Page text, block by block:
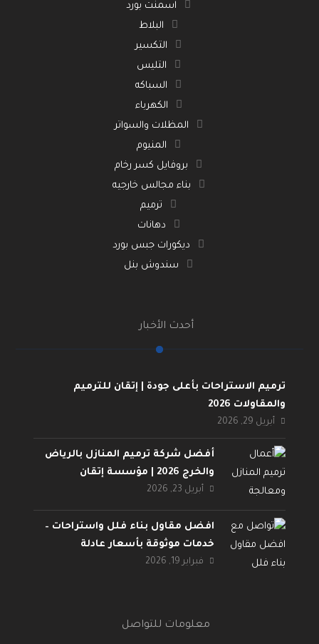
اسمنت بورد
البلاط
التكسير
التليس
السباكه
الكهرباء
المظلات والسواتر
المنيوم
بروفايل كسر رخام
بناء مجالس خارجيه
ترميم
دهانات
ديكورات جبس بورد
سندوش بنل
أحدث الأخبار
ترميم الاستراحات بأعلى جودة | إتقان للترميم
والمقاولات 2026
أبريل 29, 2026
أفضل شركة ترميم المنازل بالرياض
والخرج 2026 | مؤسسة إتقان
أبريل 23, 2026
افضل مقاول بناء فلل واستراحات –
خدمات موثوقة بأسعار عادلة
فبراير 19, 2026
معلومات للتواصل